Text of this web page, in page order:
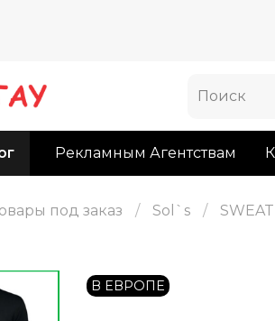
Рекламным Агентствам
под заказ Sol`s
В ЕВРОПЕ